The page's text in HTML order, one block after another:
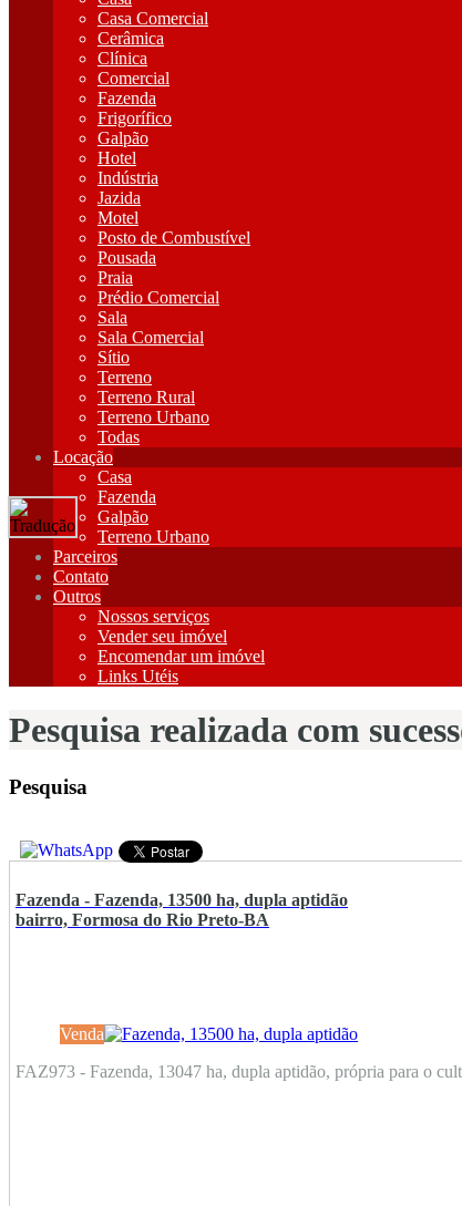
Casa Comercial
Cerâmica
Clínica
Comercial
Fazenda
Frigorífico
Galpão
Hotel
Indústria
Jazida
Motel
Posto de Combustível
Pousada
Praia
Prédio Comercial
Sala
Sala Comercial
Sítio
Terreno
Terreno Rural
Terreno Urbano
Todas
Locação
Casa
Fazenda
Galpão
Terreno Urbano
Parceiros
Contato
Outros
Nossos serviços
Vender seu imóvel
Encomendar um imóvel
Links Utéis
Pesquisa realizada com
Pesquisa
Fazenda - Fazenda, 13500 ha, dupla aptidão
bairro, Formosa do Rio Preto-BA
Venda
FAZ973 - Fazenda, 13047 ha, dupla aptidão, própria para o